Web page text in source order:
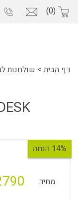
(0)
דף הבית > שולחנות
14% הנחה
מחיר: